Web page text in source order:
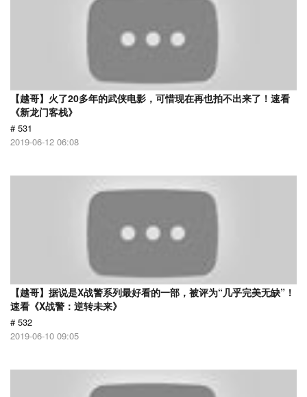
【越哥】火了20多年的武侠电影，可惜现在再也拍不出来了！速看
《新龙门客栈》
# 531
2019-06-12 06:08
【越哥】据说是X战警系列最好看的一部，被评为“几乎完美无缺”！
速看《X战警：逆转未来》
# 532
2019-06-10 09:05